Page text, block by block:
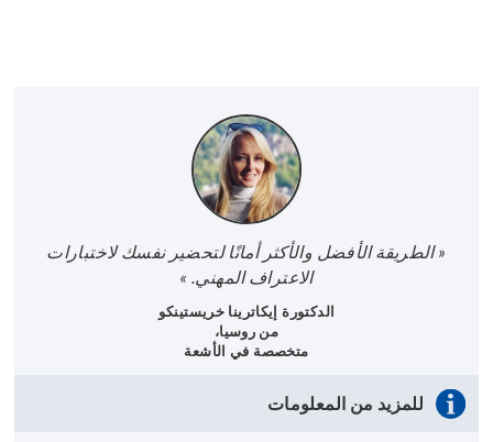
« الطريقة الأفضل والأكثر أمانًا لتحضير نفسك لاختبارات
الاعتراف المهني. »
الدكتورة إيكاترينا خريستينكو
من روسيا،
متخصصة في الأشعة
للمزيد من المعلومات